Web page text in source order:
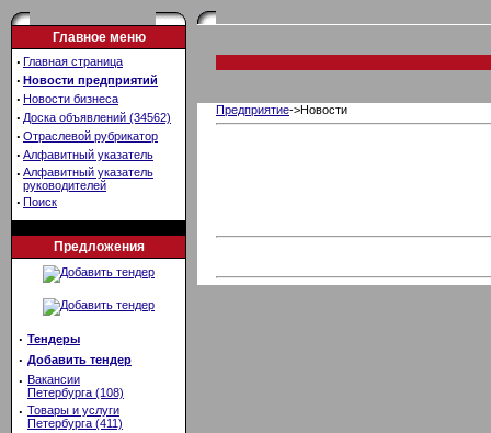
Главное меню
· Главная страница
· Новости предприятий
· Новости бизнеса
· Доска объявлений (34562)
· Отраслевой рубрикатор
· Алфавитный указатель
· Алфавитный указатель
руководителей
· Поиск
Предложения
· Тендеры
· Добавить тендер
· Вакансии
Петербурга (108)
· Товары и услуги
Петербурга (411)
Предприятие->Новости